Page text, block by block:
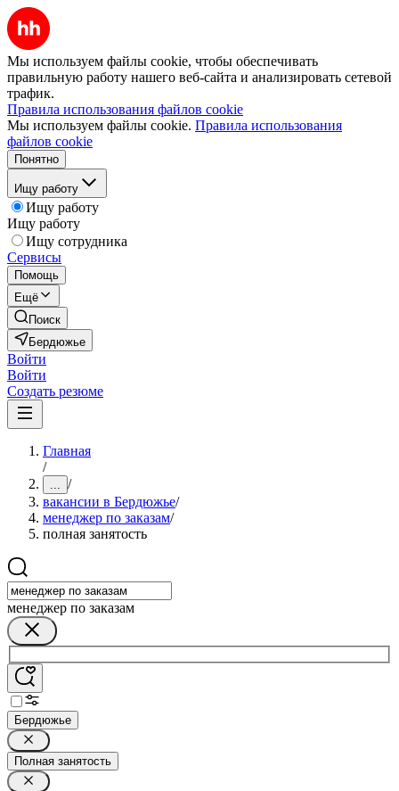
Мы используем файлы cookie, чтобы обеспечивать
правильную работу нашего веб-сайта и анализировать сетевой
трафик.
Правила использования файлов cookie
Мы используем файлы cookie. Правила использования
файлов cookie
Понятно
Ищу работу
Ищу работу
Ищу работу
Ищу сотрудника
Сервисы
Помощь
Ещё
Поиск
Бердюжье
Войти
Войти
Создать резюме
Главная
/
... /
вакансии в Бердюжье/
менеджер по заказам/
полная занятость
менеджер по заказам
Бердюжье
Полная занятость